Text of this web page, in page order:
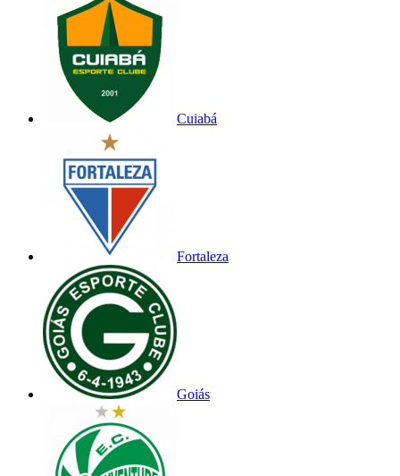
Cuiabá
Fortaleza
Goiás